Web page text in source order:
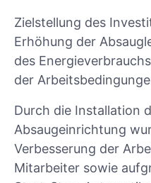
Zielstellung des
Erhöhung der
des
der
Durch die Installation
Absaugeinrichtung
Verbesserung der
Mitarbeiter sowie